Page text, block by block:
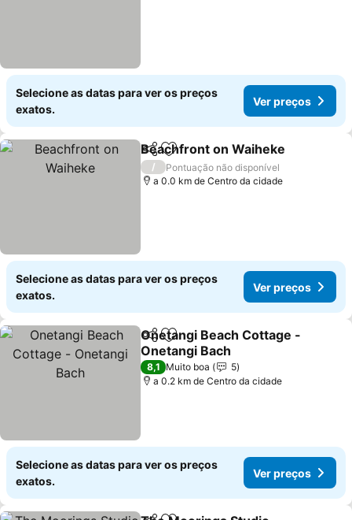
Selecione as datas para ver os preços
exatos.
Ver preços
PartilharAdicionar aos favoritos
Beachfront on Waiheke
/
Pontuação não disponível
a 0.0 km de Centro da cidade
Selecione as datas para ver os preços
exatos.
Ver preços
PartilharAdicionar aos favoritos
Onetangi Beach Cottage -
Onetangi Bach
Ver preços
8,1 Muito boa
5
a 0.2 km de Centro da cidade
Selecione as datas para ver os preços
exatos.
Ver preços